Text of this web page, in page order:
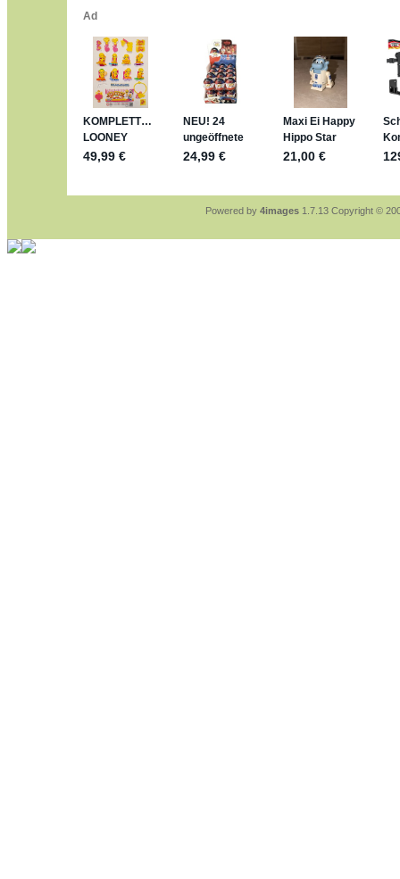
Für die Figuren VC307, 310, 318 und
mein Enkel hat die leider
jan-lukas:
geschrieben am: 29. 4.
https://www.ferrero-
sammelspass.de/einladung/
jan-lukas:
geschrieben am: 28. 4.
stimmt, jetzt fällt es mir auch ein
*Bussi*
geschrieben am: 28.
So habe ich das in Erinnerung ...
jan-lukas:geschrieben am: 28. 4.
Powered by 4images 1.7.13 Copyright ©